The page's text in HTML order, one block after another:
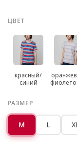
ЦВЕТ
красный/
синий
РАЗМЕР
M L